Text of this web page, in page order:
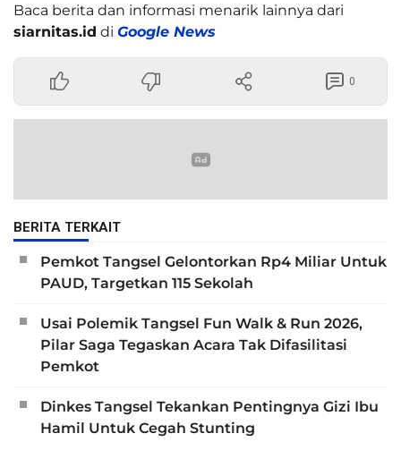
Baca berita dan informasi menarik lainnya dari
siarnitas.id di Google News
0
BERITA TERKAIT
Pemkot Tangsel Gelontorkan Rp4 Miliar Untuk
PAUD, Targetkan 115 Sekolah
Usai Polemik Tangsel Fun Walk & Run 2026,
Pilar Saga Tegaskan Acara Tak Difasilitasi
Pemkot
Dinkes Tangsel Tekankan Pentingnya Gizi Ibu
Hamil Untuk Cegah Stunting